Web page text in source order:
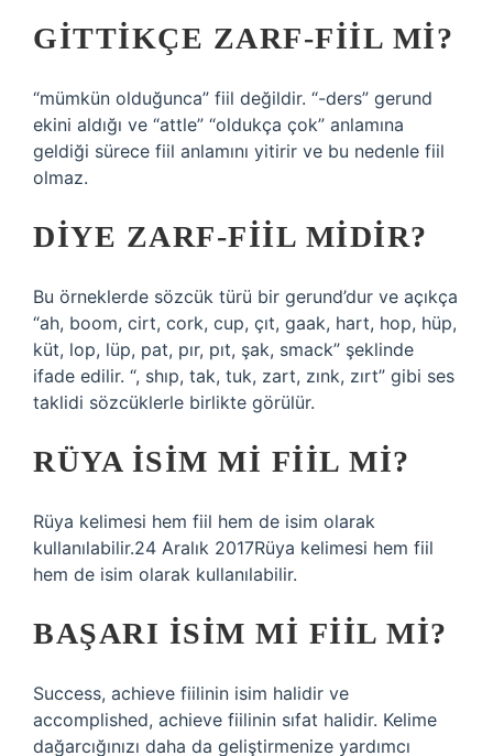
GITTIKÇE ZARF-FIIL MI?
“mümkün olduğunca” fiil değildir. “-ders” gerund
ekini aldığı ve “attle” “oldukça çok” anlamına
geldiği sürece fiil anlamını yitirir ve bu nedenle fiil
olmaz.
DIYE ZARF-FIIL MIDIR?
Bu örneklerde sözcük türü bir gerund’dur ve açıkça
“ah, boom, cirt, cork, cup, çıt, gaak, hart, hop, hüp,
küt, lop, lüp, pat, pır, pıt, şak, smack” şeklinde
ifade edilir. “, shıp, tak, tuk, zart, zınk, zırt” gibi ses
taklidi sözcüklerle birlikte görülür.
RÜYA ISIM MI FIIL MI?
Rüya kelimesi hem fiil hem de isim olarak
kullanılabilir.24 Aralık 2017Rüya kelimesi hem fiil
hem de isim olarak kullanılabilir.
BAŞARI ISIM MI FIIL MI?
Success, achieve fiilinin isim halidir ve
accomplished, achieve fiilinin sıfat halidir. Kelime
dağarcığınızı daha da geliştirmenize yardımcı